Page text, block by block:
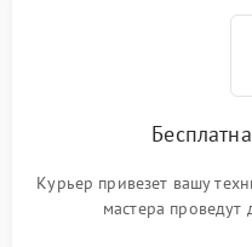
Курьер привезет вашу
мастера проведут